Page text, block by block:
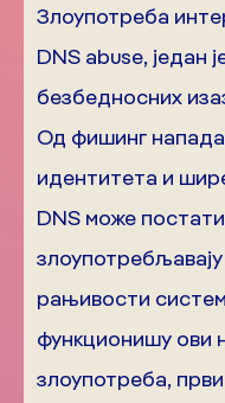
Злоупотреба
DNS abuse, један
безбедносних
Од фишинг
идентитета и
DNS може
рањивости
функционишу ови
злоупотреба,